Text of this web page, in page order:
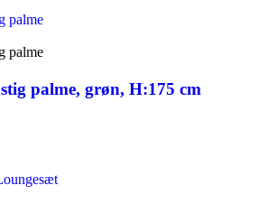
palme, grøn, H:175 cm
kr..